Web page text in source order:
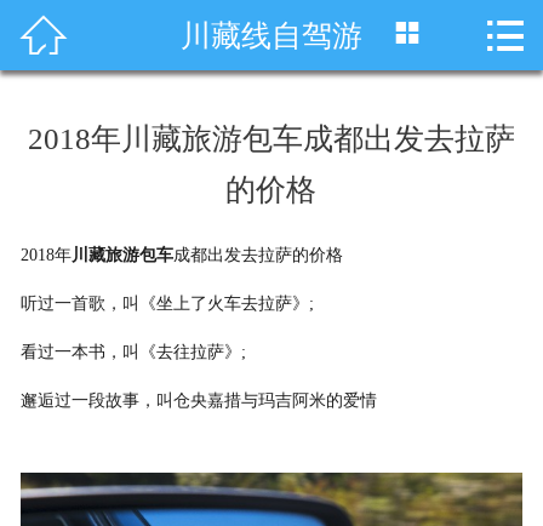
 首页
川藏线租车
租车价格
成功案例
 川藏线自驾游  
2018年川藏旅游包车成都出发去拉萨
的价格
2018年川藏旅游包车成都出发去拉萨的价格
听过一首歌，叫《坐上了火车去拉萨》;
看过一本书，叫《去往拉萨》;
邂逅过一段故事，叫仓央嘉措与玛吉阿米的爱情